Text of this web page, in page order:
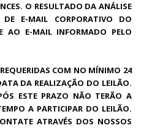
O RESULTADO DA ANÁLISE
E-MAIL CORPORATIVO DO
AO E-MAIL INFORMADO PELO
COM NO MÍNIMO 24
DA REALIZAÇÃO DO LEILÃO.
ESTE PRAZO NÃO TERÃO A
A PARTICIPAR DO LEILÃO.
ATRAVÉS DOS NOSSOS